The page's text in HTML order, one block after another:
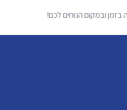
בזמן ובמקום הנוחים לכם!